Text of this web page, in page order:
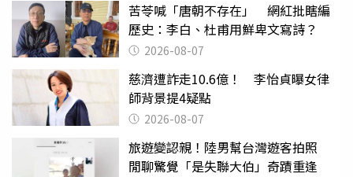
苦苓喊「唐朝不存在」 網紅批瞎編
歷史：李白、杜甫用鮮卑文寫詩？
2026-08-07
慈濟遭詐走10.6億！ 李怡貞曝女律
師背景提4疑點
2026-08-07
旅遊變認親！陸男幫台灣遊客拍照
閒聊驚覺「是失聯大伯」奇蹟重逢